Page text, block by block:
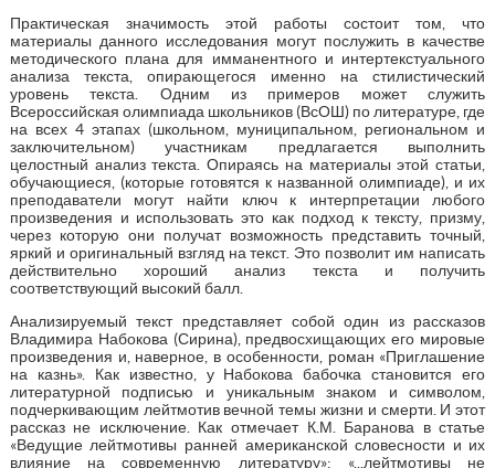
Практическая значимость этой работы состоит том, что
материалы данного исследования могут послужить в качестве
методического плана для имманентного и интертекстуального
анализа текста, опирающегося именно на стилистический
уровень текста. Одним из примеров может служить
Всероссийская олимпиада школьников (ВсОШ) по литературе, где
на всех 4 этапах (школьном, муниципальном, региональном и
заключительном) участникам предлагается выполнить
целостный анализ текста. Опираясь на материалы этой статьи,
обучающиеся, (которые готовятся к названной олимпиаде), и их
преподаватели могут найти ключ к интерпретации любого
произведения и использовать это как подход к тексту, призму,
через которую они получат возможность представить точный,
яркий и оригинальный взгляд на текст. Это позволит им написать
действительно хороший анализ текста и получить
соответствующий высокий балл.
Анализируемый текст представляет собой один из рассказов
Владимира Набокова (Сирина), предвосхищающих его мировые
произведения и, наверное, в особенности, роман «Приглашение
на казнь». Как известно, у Набокова бабочка становится его
литературной подписью и уникальным знаком и символом,
подчеркивающим лейтмотив вечной темы жизни и смерти. И этот
рассказ не исключение. Как отмечает К.М. Баранова в статье
«Ведущие лейтмотивы ранней американской словесности и их
влияние на современную литературу»: «...лейтмотивы не